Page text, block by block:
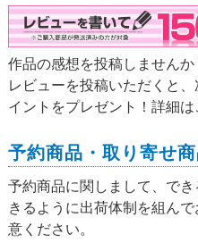
作品の感想を投稿しませんか
レビューを投稿いただくと
イントをプレゼント！詳細は
予約商品・取り寄せ
予約商品に関しまして、で
きるように出荷体制を組ん
意ください。